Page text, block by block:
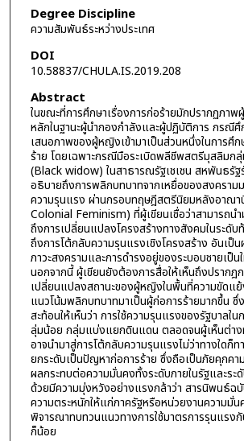
Degree Discipline
ความสัมพันธ์ระหว่างประเทศ
DOI
10.58837/CHULA.IS.2019.208
Abstract
ในขณะที่การศึกษาเรื่องการก่อร้ายมักปรากฏภา
หลักในฐานะผู้นำกองกำลังและผู้ปฏิบัติการ กรณี
เสนอภาพของผู้หญิงเข้ามาเป็นส่วนหนึ่งในการศึก
ร้าย โดยเฉพาะกรณีมือระเบิดพลีชีพสตรีมุสลิมก
(Black widow) ในสาธารณรัฐเชเชน สหพันธรัฐ
อธิบายถึงการพลิกบทบาทจากเหยื่อของสงคราม
ความรุนแรง ผ่านกรอบทฤษฎีสตรีนิยมหลังอาณ
Colonial Feminism) ที่ผู้เขียนเชื่อว่าสามารถนำม
ถึงการเปลี่ยนแปลงโครงสร้างทางสังคมในระดั
ถึงการโต้กลับความรุนแรงเชิงโครงสร้าง อันเป็
ภาวะสงครามและการดำรงอยู่ของระบอบชายเป็
นอกจากนี้ ผู้เขียนยังต้องการสื่อให้เห็นถึงปรากฎ
เปลี่ยนแปลงสถานะของผู้หญิงในพื้นที่ความขัดแ
แนวโน้มพลิกบทบาทมาเป็นผู้ก่อการร้ายมากขึ้น ซึ่
สะท้อนให้เห็นว่า การใช้ความรุนแรงของรัฐบาลใ
ลุ่มน้อย กลุ่มแบ่งแยกดินแดน ตลอดจนผู้เห็นต่าง
อาจนำมาสู่การโต้กลับความรุนแรงไม่ว่าทางใดก็
ยกระดับเป็นปัญหาก่อการร้าย ซึ่งถือเป็นภัยคุกค
ผลกระทบต่อความมั่นคงทั้งระดับภายในรัฐและระดั
ด้วยมีความมุ่งหวังอย่างแรงกล้าว่า สารนิพนธ์ฉบั
ความตระหนักให้แก่ภาครัฐหรือหน่วยงานความมั่
พิจารณาทบทวนแนวทางการใช้มาตรการรุนแรงกั
ก็น้อย